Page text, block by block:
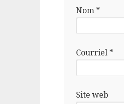
Nom *
Courriel *
Site web